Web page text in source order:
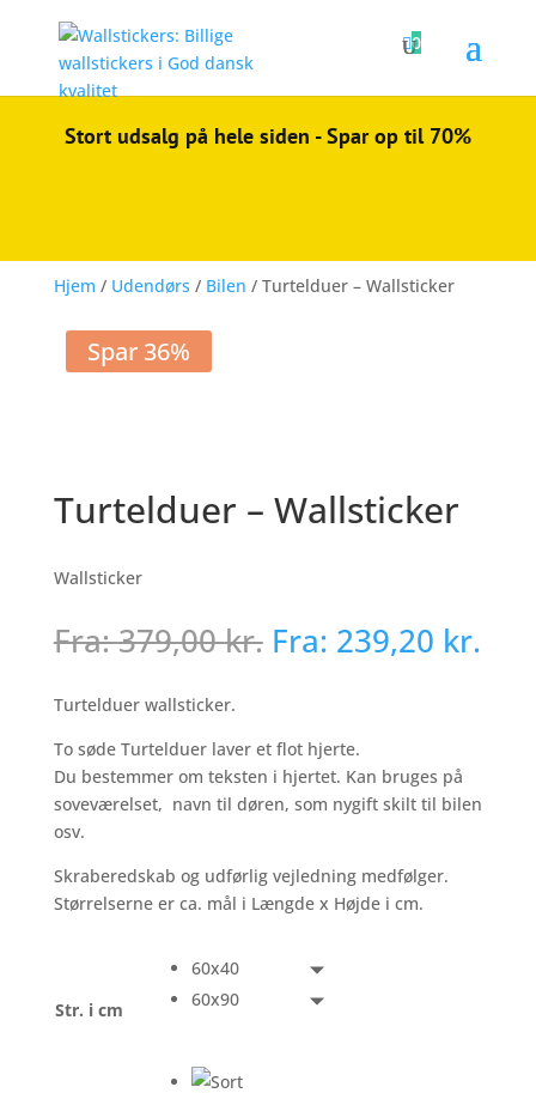
0
Stort udsalg på hele siden - Spar op til 70%
Hjem / Udendørs / Bilen / Turtelduer – Wallsticker
Spar 36%
Turtelduer – Wallsticker
Wallsticker
Fra:379,00kr. Fra: 239,20 kr.
Turtelduer wallsticker.
To søde Turtelduer laver et flot hjerte.
Du bestemmer om teksten i hjertet. Kan bruges på
soveværelset, navn til døren, som nygift skilt til bilen
osv.
Skraberedskab og udførlig vejledning medfølger.
Størrelserne er ca. mål i Længde x Højde i cm.
Str. i cm
60x40
60x90